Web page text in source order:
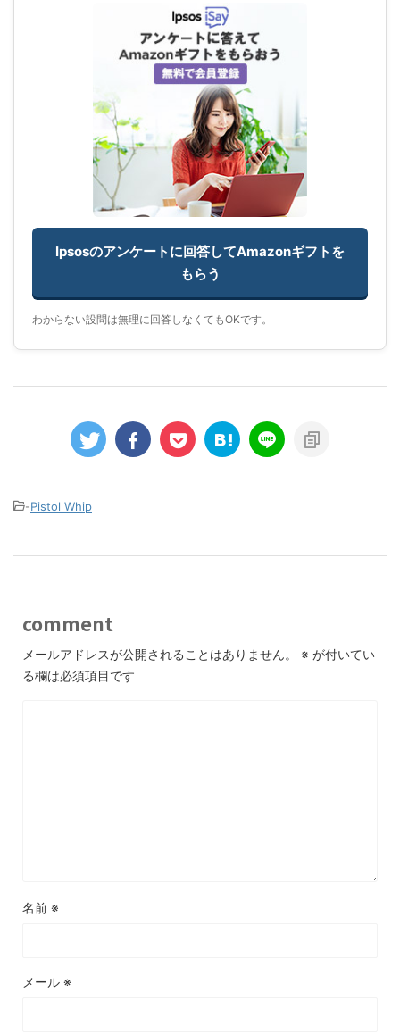
Ipsosのアンケートに回答してAmazonギフトを
もらう
わからない設問は無理に回答しなくてもOKです。
-Pistol Whip
comment
メールアドレスが公開されることはありません。 ※ が付いてい
る欄は必須項目です
名前 ※
メール ※